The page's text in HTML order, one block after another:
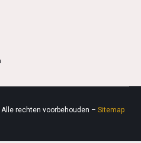
rechten voorbehouden – Sitemap